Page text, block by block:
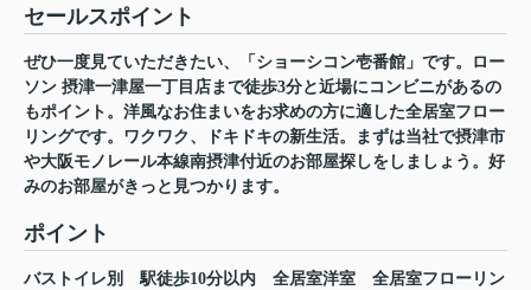
セールスポイント
ぜひ一度見ていただきたい、「ショーシコン壱番館」です。ロー
ソン 摂津一津屋一丁目店まで徒歩3分と近場にコンビニがあるの
もポイント。洋風なお住まいをお求めの方に適した全居室フロー
リングです。ワクワク、ドキドキの新生活。まずは当社で摂津市
や大阪モノレール本線南摂津付近のお部屋探しをしましょう。好
みのお部屋がきっと見つかります。
ポイント
バストイレ別 駅徒歩10分以内 全居室洋室
全居室フローリン